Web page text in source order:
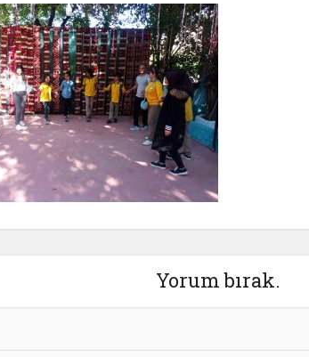
Yorum bırak.